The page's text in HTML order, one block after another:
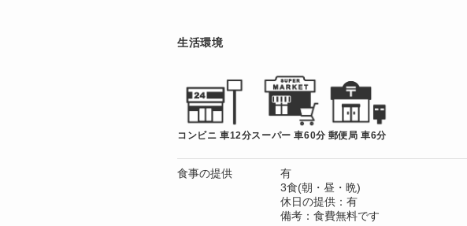
生活環境
コンビニ 車12分スーパー 車60分 郵便局 車6分
食事の提供
有
3食(朝・昼・晩)
休日の提供：有
備考：食費無料です